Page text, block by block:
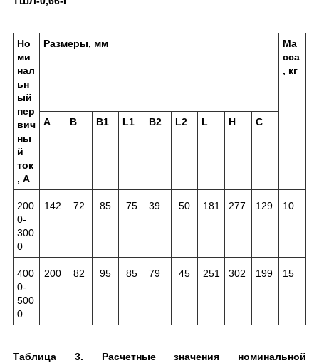
Но
ми
нал
ьн
ый
пер
вич
ны
й
ток
, А
Размеры, мм
Ма
сса
, кг
A B B1 L1 B2 L2 L H C
200
0-
300
0
142 72 85 75 39 50 181 277 129 10
400
0-
500
0
200 82 95 85 79 45 251 302 199 15
Таблица 3. Расчетные значения номинальной